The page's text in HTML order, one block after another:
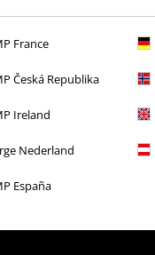
France
Česká Republika
Ireland
Nederland
España